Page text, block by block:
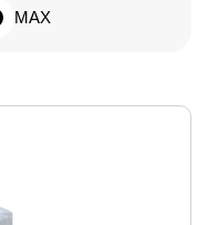
MAX